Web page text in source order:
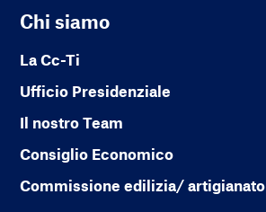
Chi siamo
La Cc-Ti
Ufficio Presidenziale
Il nostro Team
Consiglio Economico
Commissione edilizia/ artigianato